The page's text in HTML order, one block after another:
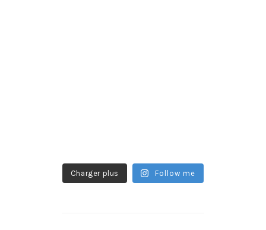
Charger plus Follow me